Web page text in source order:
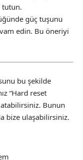
tutun.
güç tuşunu
edin. Bu öneriyi
bu şekilde
“Hard reset
Bunun
bize ulaşabilirsiniz.